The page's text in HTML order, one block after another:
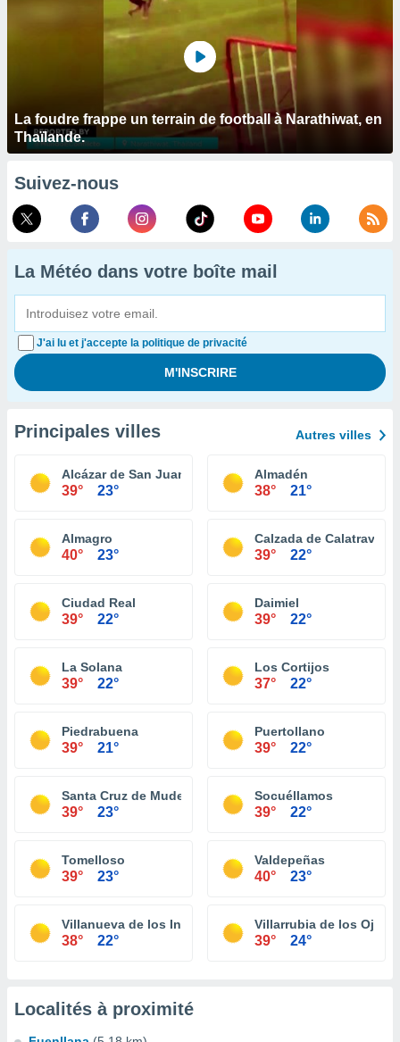
La foudre frappe un terrain de football à Narathiwat, en
Thaïlande.
Suivez-nous
La Météo dans votre boîte mail
J'ai lu et j'accepte la politique de privacité
Principales villes Autres villes
Alcázar de San Juan
39° 23°
Almadén
38° 21°
Almagro
40° 23°
Calzada de Calatrava
39° 22°
Ciudad Real
39° 22°
Daimiel
39° 22°
La Solana
39° 22°
Los Cortijos
37° 22°
Piedrabuena
39° 21°
Puertollano
39° 22°
Santa Cruz de Mudela
39° 23°
Socuéllamos
39° 22°
Tomelloso
39° 23°
Valdepeñas
40° 23°
Villanueva de los Infantes
38° 22°
Villarrubia de los Ojos
39° 24°
Localités à proximité